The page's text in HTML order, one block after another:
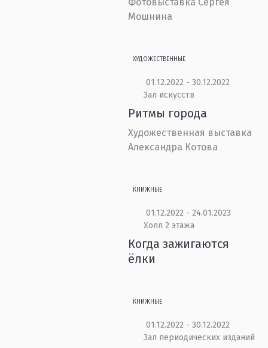
Мошнина
ХУДОЖЕСТВЕННЫЕ
01.12.2022 - 30.12.2022
Зал искусств
Ритмы города
Художественная выставка
Александра Котова
КНИЖНЫЕ
01.12.2022 - 24.01.2023
Холл 2 этажа
Когда зажигаются
ёлки
КНИЖНЫЕ
01.12.2022 - 30.12.2022
Зал периодических изданий